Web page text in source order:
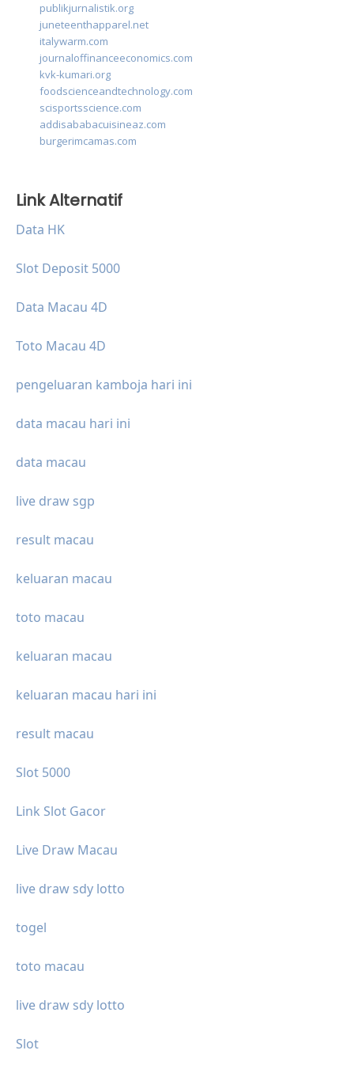
publikjurnalistik.org
juneteenthapparel.net
italywarm.com
journaloffinanceeconomics.com
kvk-kumari.org
foodscienceandtechnology.com
scisportsscience.com
addisababacuisineaz.com
burgerimcamas.com
Link Alternatif
Data HK
Slot Deposit 5000
Data Macau 4D
Toto Macau 4D
pengeluaran kamboja hari ini
data macau hari ini
data macau
live draw sgp
result macau
keluaran macau
toto macau
keluaran macau
keluaran macau hari ini
result macau
Slot 5000
Link Slot Gacor
Live Draw Macau
live draw sdy lotto
togel
toto macau
live draw sdy lotto
Slot